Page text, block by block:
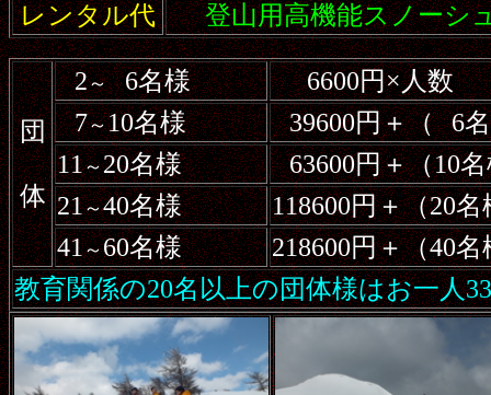
レンタル代
登山用高機能スノーシ
団
体
2～ 6名様
6600円×人数
7～10名様 39600円＋（
6
11～20名様
63600円＋（10
21～40名様
118600円＋（20
41～60名様
218600円＋（40
教育関係の20名以上の団体様はお一人